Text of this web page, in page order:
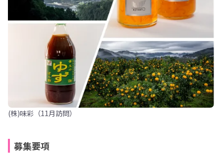
(株)味彩（11月訪問）
募集要項